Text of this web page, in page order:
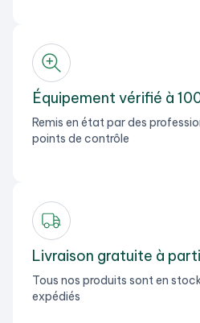
Équipement vérifié à
Remis en état par des
points de contrôle
Livraison gratuite à
Tous nos produits sont en
expédiés